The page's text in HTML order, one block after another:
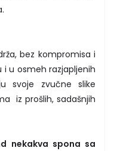
bez kompromisa i
u osmeh razjapljenih
svoje zvučne slike
iz prošlih, sadašnjih
nekakva spona sa